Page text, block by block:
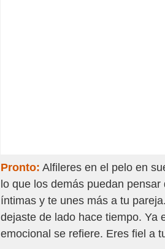
Pronto: Alfileres en el pelo en
lo que los demás puedan
íntimas y te unes más a tu
dejaste de lado hace tiempo. Ya
emocional se refiere. Eres fiel a